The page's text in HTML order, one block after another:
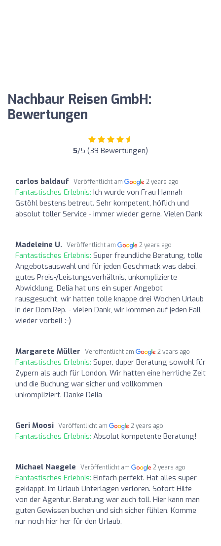
Nachbaur Reisen GmbH:
Bewertungen
5/5 (39 Bewertungen)
carlos baldauf Veröffentlicht am 2 years ago
Fantastisches Erlebnis: Ich wurde von Frau Hannah
Gstöhl bestens betreut. Sehr kompetent, höflich und
absolut toller Service - immer wieder gerne. Vielen Dank
Madeleine U. Veröffentlicht am 2 years ago
Fantastisches Erlebnis: Super freundliche Beratung, tolle
Angebotsauswahl und für jeden Geschmack was dabei,
gutes Preis-/Leistungsverhältnis, unkomplizierte
Abwicklung. Delia hat uns ein super Angebot
rausgesucht, wir hatten tolle knappe drei Wochen Urlaub
in der Dom.Rep. - vielen Dank, wir kommen auf jeden Fall
wieder vorbei! :-)
Margarete Müller Veröffentlicht am 2 years ago
Fantastisches Erlebnis: Super, duper Beratung sowohl für
Zypern als auch für London. Wir hatten eine herrliche Zeit
und die Buchung war sicher und vollkommen
unkompliziert. Danke Delia
Geri Moosi Veröffentlicht am 2 years ago
Fantastisches Erlebnis: Absolut kompetente Beratung!
Michael Naegele Veröffentlicht am 2 years ago
Fantastisches Erlebnis: Einfach perfekt. Hat alles super
geklappt. Im Urlaub Unterlagen verloren. Sofort Hilfe
von der Agentur. Beratung war auch toll. Hier kann man
guten Gewissen buchen und sich sicher fühlen. Komme
nur noch hier her für den Urlaub.